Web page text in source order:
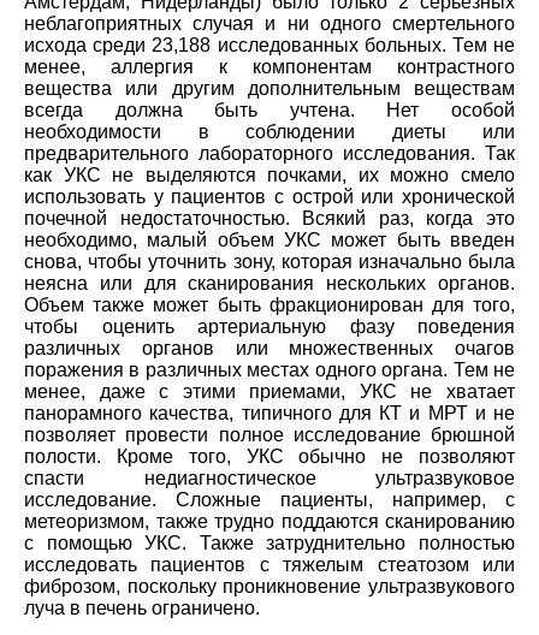
неблагоприятных случая и ни одного смертельного
исхода среди 23,188 исследованных больных. Тем не
менее, аллергия к компонентам контрастного
вещества или другим дополнительным веществам
всегда должна быть учтена. Нет особой
необходимости в соблюдении диеты или
предварительного лабораторного исследования. Так
как УКС не выделяются почками, их можно смело
использовать у пациентов с острой или хронической
почечной недостаточностью. Всякий раз, когда это
необходимо, малый объем УКС может быть введен
снова, чтобы уточнить зону, которая изначально была
неясна или для сканирования нескольких органов.
Объем также может быть фракционирован для того,
чтобы оценить артериальную фазу поведения
различных органов или множественных очагов
поражения в различных местах одного органа. Тем не
менее, даже с этими приемами, УКС не хватает
панорамного качества, типичного для КТ и МРТ и не
позволяет провести полное исследование брюшной
полости. Кроме того, УКС обычно не позволяют
спасти недиагностическое ультразвуковое
исследование. Сложные пациенты, например, с
метеоризмом, также трудно поддаются сканированию
с помощью УКС. Также затруднительно полностью
исследовать пациентов с тяжелым стеатозом или
фиброзом, поскольку проникновение ультразвукового
луча в печень ограничено.